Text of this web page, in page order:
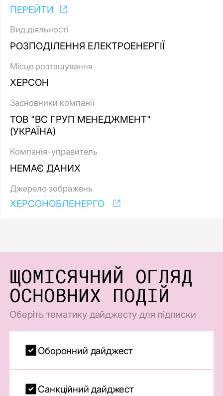
ПЕРЕЙТИ
Вид діяльності
РОЗПОДІЛЕННЯ ЕЛЕКТРОЕНЕРГІЇ
Місце розташування
ХЕРСОН
Засновники компанії
ТОВ "ВС ГРУП МЕНЕДЖМЕНТ"
(УКРАЇНА)
Компанія-управитель
НЕМАЄ ДАНИХ
Джерело зображень
ХЕРСОНОБЛЕНЕРГО
ЩОМІСЯЧНИЙ ОГЛЯД
ОСНОВНИХ ПОДІЙ
Оберіть тематику дайджесту для підписки
Оборонний дайджест
Санкційний дайджест